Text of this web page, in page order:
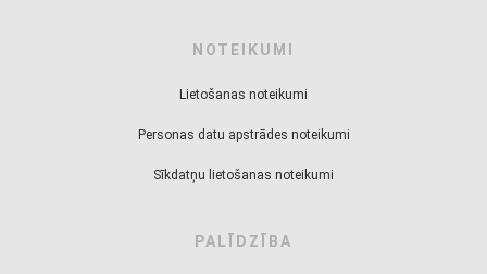
NOTEIKUMI
Lietošanas noteikumi
Personas datu apstrādes noteikumi
Sīkdatņu lietošanas noteikumi
PALĪDZĪBA